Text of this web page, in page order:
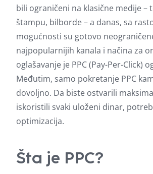
bili ograničeni na klasične medije –
štampu, bilborde – a danas, sa
mogućnosti su gotovo
najpopularnijih kanala i načina za
oglašavanje je PPC (Pay-Per-Click)
Međutim, samo pokretanje PPC
dovoljno. Da biste ostvarili
iskoristili svaki uloženi dinar,
optimizacija.
Šta je PPC?